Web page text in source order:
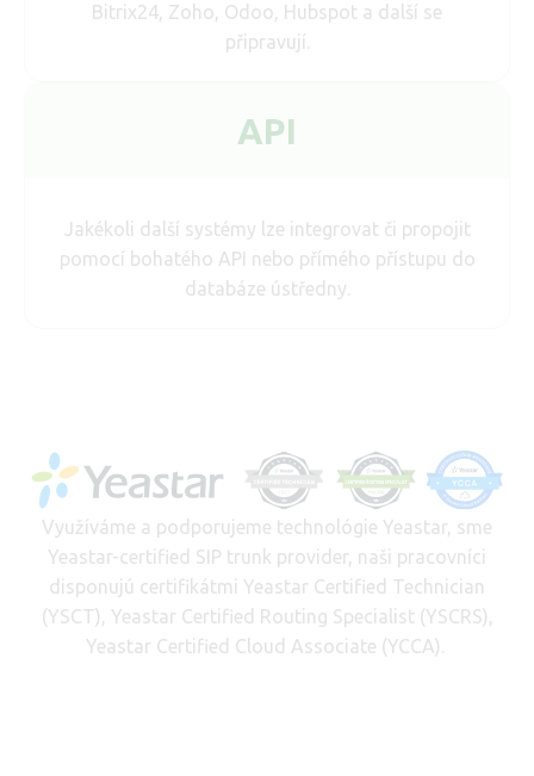
Bitrix24, Zoho, Odoo, Hubspot a další se
připravují.
API
Jakékoli další systémy lze integrovat či propojit
pomocí bohatého API nebo přímého přístupu do
databáze ústředny.
Využíváme a podporujeme technológie Yeastar, sme
Yeastar-certified SIP trunk provider, naši pracovníci
disponujú certifikátmi Yeastar Certified Technician
(YSCT), Yeastar Certified Routing Specialist (YSCRS),
Yeastar Certified Cloud Associate (YCCA).